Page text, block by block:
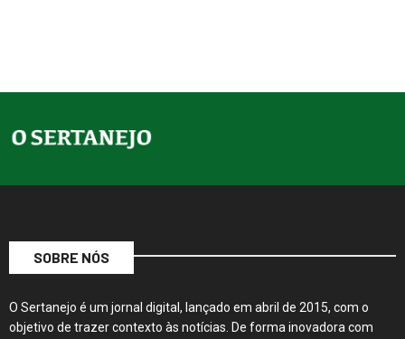
SOBRE NÓS
O Sertanejo é um jornal digital, lançado em abril de 2015, com o
objetivo de trazer contexto às notícias. De forma inovadora com